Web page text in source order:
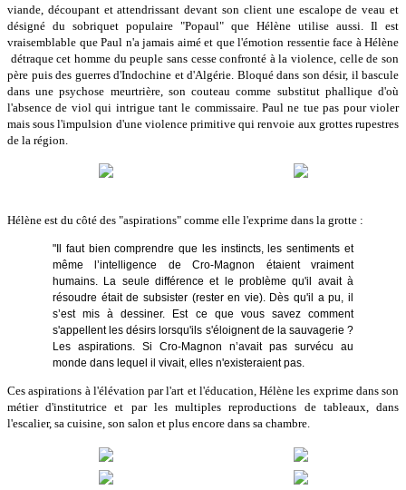
viande, découpant et attendrissant devant son client une escalope de veau et
désigné du sobriquet populaire "Popaul" que Hélène utilise aussi. Il est
vraisemblable que Paul n'a jamais aimé et que l'émotion ressentie face à Hélène
détraque cet homme du peuple sans cesse confronté à la violence, celle de son
père puis des guerres d'Indochine et d'Algérie. Bloqué dans son désir, il bascule
dans une psychose meurtrière, son couteau comme substitut phallique d'où
l'absence de viol qui intrigue tant le commissaire. Paul ne tue pas pour violer
mais sous l'impulsion d'une violence primitive qui renvoie aux grottes rupestres
de la région.
Hélène est du côté des "aspirations" comme elle l'exprime dans la grotte :
"Il faut bien comprendre que les instincts, les sentiments et
même l’intelligence de Cro-Magnon étaient vraiment
humains. La seule différence et le problème qu'il avait à
résoudre était de subsister (rester en vie). Dès qu'il a pu, il
s’est mis à dessiner. Est ce que vous savez comment
s'appellent les désirs lorsqu'ils s'éloignent de la sauvagerie ?
Les aspirations. Si Cro-Magnon n’avait pas survécu au
monde dans lequel il vivait, elles n'existeraient pas.
Ces aspirations à l'élévation par l'art et l'éducation, Hélène les exprime dans son
métier d'institutrice et par les multiples reproductions de tableaux, dans
l'escalier, sa cuisine, son salon et plus encore dans sa chambre.